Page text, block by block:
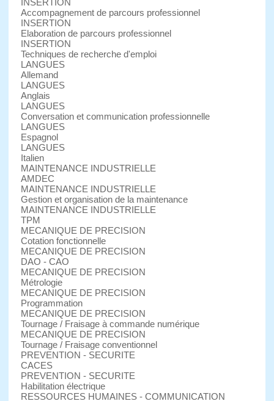
Accompagnement de parcours professionnel
INSERTION
Elaboration de parcours professionnel
INSERTION
Techniques de recherche d'emploi
LANGUES
Allemand
LANGUES
Anglais
LANGUES
Conversation et communication professionnelle
LANGUES
Espagnol
LANGUES
Italien
MAINTENANCE INDUSTRIELLE
AMDEC
MAINTENANCE INDUSTRIELLE
Gestion et organisation de la maintenance
MAINTENANCE INDUSTRIELLE
TPM
MECANIQUE DE PRECISION
Cotation fonctionnelle
MECANIQUE DE PRECISION
DAO - CAO
MECANIQUE DE PRECISION
Métrologie
MECANIQUE DE PRECISION
Programmation
MECANIQUE DE PRECISION
Tournage / Fraisage à commande numérique
MECANIQUE DE PRECISION
Tournage / Fraisage conventionnel
PREVENTION - SECURITE
CACES
PREVENTION - SECURITE
Habilitation électrique
RESSOURCES HUMAINES - COMMUNICATION